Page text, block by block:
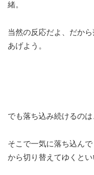
緒。
当然の反応だよ、だか
あげよう。
でも落ち込み続けるのは
そこで一気に落ち込ん
から切り替えてゆくとい